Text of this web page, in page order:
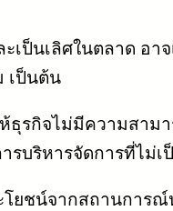
เป็นเลิศในตลาด อ
เป็นต้น
รกิจไม่มีความสาม
บริหารจัดการที่ไม่เ
ยชน์จากสถานการ